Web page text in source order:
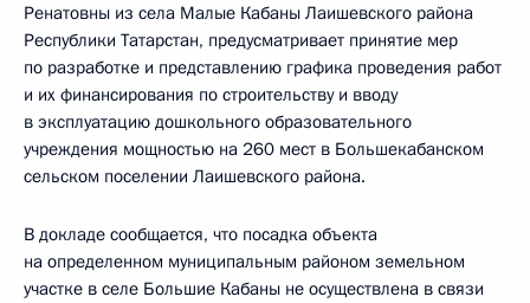
Ренатовны из села Малые Кабаны Лаишевского района
Республики Татарстан, предусматривает принятие мер
по разработке и представлению графика проведения работ
и их финансирования по строительству и вводу
в эксплуатацию дошкольного образовательного
учреждения мощностью на 260 мест в Большекабанском
сельском поселении Лаишевского района.
В докладе сообщается, что посадка объекта
на определенном муниципальным районом земельном
участке в селе Большие Кабаны не осуществлена в связи